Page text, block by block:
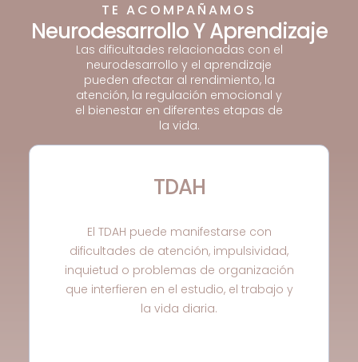
TE ACOMPAÑAMOS
Neurodesarrollo Y Aprendizaje
Las dificultades relacionadas con el
neurodesarrollo y el aprendizaje
pueden afectar al rendimiento, la
atención, la regulación emocional y
el bienestar en diferentes etapas de
la vida.
TDAH
El TDAH puede manifestarse con
dificultades de atención, impulsividad,
inquietud o problemas de organización
que interfieren en el estudio, el trabajo y
la vida diaria.